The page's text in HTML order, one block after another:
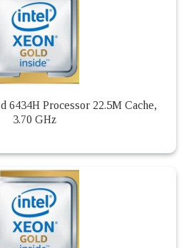
Processor 22.5M Cache,
3.70 GHz